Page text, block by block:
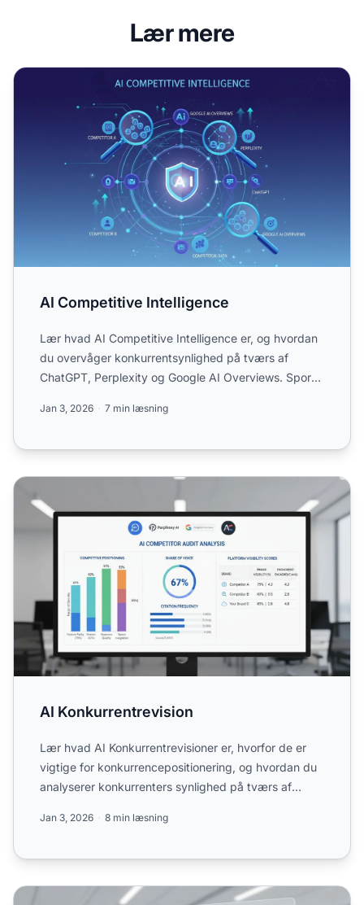
Lær mere
AI Competitive Intelligence
AI Competitive Intelligence
Lær hvad AI Competitive Intelligence er, og hvordan
du overvåger konkurrentsynlighed på tværs af
ChatGPT, Perplexity og Google AI Overviews. Spor
Jan 3, 2026 7 min læsning
AI Konkurrentrevision
AI Konkurrentrevision
Lær hvad AI Konkurrentrevisioner er, hvorfor de er
vigtige for konkurrencepositionering, og hvordan du
analyserer konkurrenters synlighed på tværs af
Jan 3, 2026 8 min læsning
Analyse af konkurrenters AI-synlighed: Metodologi og